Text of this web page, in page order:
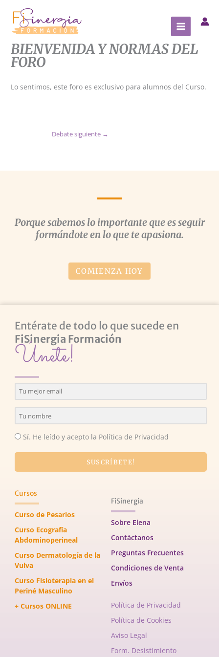
contenido
BIENVENIDA Y NORMAS DEL
FORO
Lo sentimos, este foro es exclusivo para alumnos del Curso.
Debate siguiente →
Porque sabemos lo importante que es seguir
formándote en lo que te apasiona.
COMIENZA HOY
Entérate de todo lo que sucede en
FiSinergia Formación
Únete!
Sí. He leído y acepto la Política de Privacidad
SUSCRÍBETE!
Cursos
Curso de Pesarios
Curso Ecografía
Abdominoperineal
Curso Dermatología de la
Vulva
Curso Fisioterapia en el
Periné Masculino
+ Cursos ONLINE
FiSinergia
Sobre Elena
Contáctanos
Preguntas Frecuentes
Condiciones de Venta
Envíos
Política de Privacidad
Política de Cookies
Aviso Legal
Form. Desistimiento